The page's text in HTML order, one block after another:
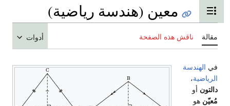
تبديل عرض جدول المحتويات
معين (هندسة رياضية)
مقالة ناقش هذه الصفحة أدوات
في الهندسة
الرياضية،
دالتون أو
مُعيّن هو